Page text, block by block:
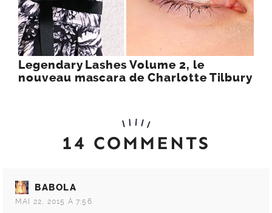
Legendary Lashes Volume 2, le
nouveau mascara de Charlotte Tilbury
14 COMMENTS
BABOLA
MAI 22, 2015 À 7:56